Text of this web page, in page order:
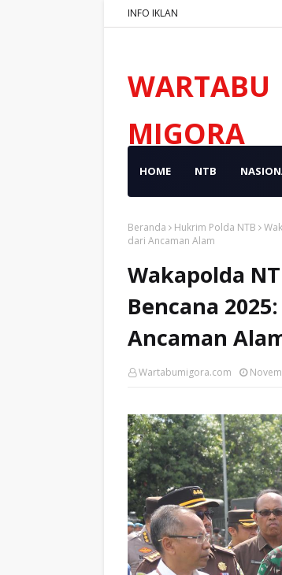
INFO IKLAN
WARTABU
MIGORA
HOME NTB
Beranda Hukrim Polda NTB
dari Ancaman Alam
Wakapolda
Bencana
Ancaman
Wartabumigora.com